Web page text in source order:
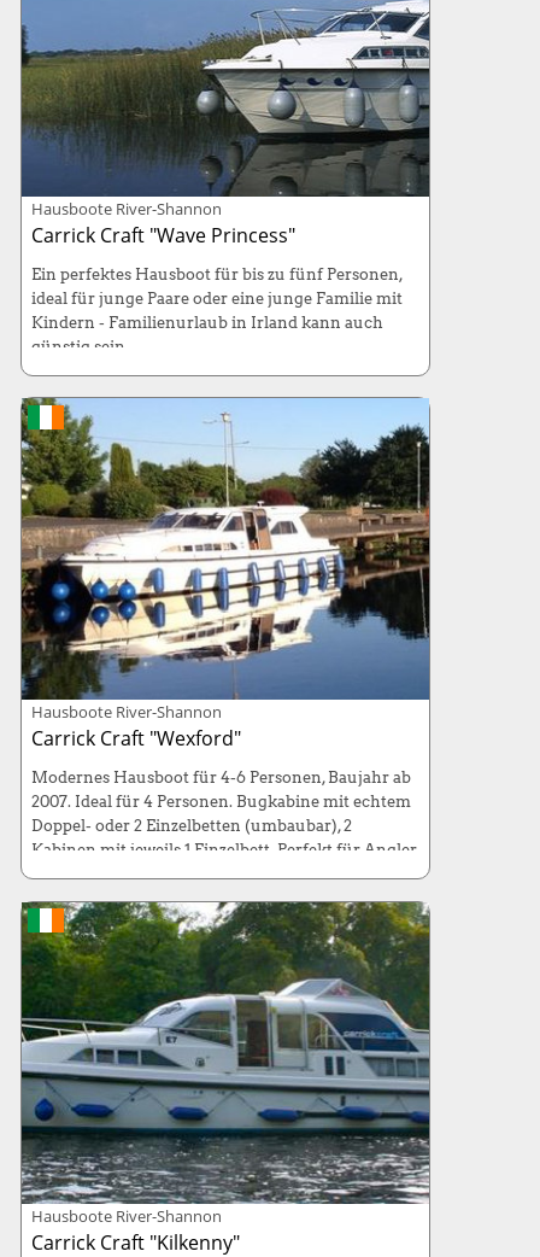
Hausboote River-Shannon
Carrick Craft "Wave Princess"
Ein perfektes Hausboot für bis zu fünf Personen,
ideal für junge Paare oder eine junge Familie mit
Kindern - Familienurlaub in Irland kann auch
günstig sein.
Liegeplatz:Banagher, Carick on Shannon,
Bellanaleck
Maße:9,45 x 3,50 Meter
Betten:4+1 Betten
Hausboote River-Shannon
Carrick Craft "Wexford"
Modernes Hausboot für 4-6 Personen, Baujahr ab
2007. Ideal für 4 Personen. Bugkabine mit echtem
Doppel- oder 2 Einzelbetten (umbaubar), 2
Kabinen mit jeweils 1 Einzelbett. Perfekt für Angler
!
Liegeplatz:Banagher, Carick on Shannon,
Bellanaleck
Maße:
11 x 3,86 Meter
Betten:4+2 Betten
Hausboote River-Shannon
Carrick Craft "Kilkenny"